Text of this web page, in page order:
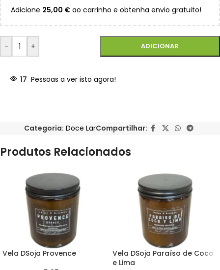
Adicione 25,00 € ao carrinho e obtenha envio gratuito!
- + ADICIONAR
17 Pessoas a ver isto agora!
Categoria: Doce LarCompartilhar:
Produtos Relacionados
Vela DSoja Provence
Vela DSoja Paraíso de Coco
e Lima